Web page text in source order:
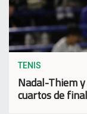
TENIS
Nadal-Thiem
cuartos de final